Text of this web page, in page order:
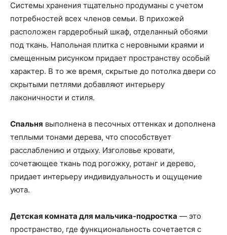
Системы хранения тщательно продуманы с учетом
потребностей всех членов семьи. В прихожей
расположен гардеробный шкаф, отделанный обоями
под ткань. Напольная плитка с неровными краями и
смещенным рисунком придает пространству особый
характер. В то же время, скрытые до потолка двери со
скрытыми петлями добавляют интерьеру
лаконичности и стиля.
Спальня выполнена в песочных оттенках и дополнена
теплыми тонами дерева, что способствует
расслаблению и отдыху. Изголовье кровати,
сочетающее ткань под рогожку, ротанг и дерево,
придает интерьеру индивидуальность и ощущение
уюта.
Детская комната для мальчика-подростка — это
пространство, где функциональность сочетается с